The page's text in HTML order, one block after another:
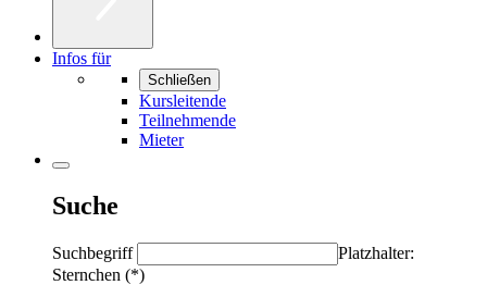
Infos für
Schließen
Kursleitende
Teilnehmende
Mieter
Suche
Suchbegriff
Platzhalter:
Sternchen (*)